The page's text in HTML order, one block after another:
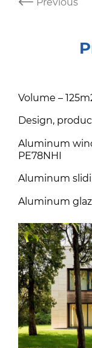
Post
Volume –
Design,
Aluminum
PE78NHI
Aluminum
Aluminum